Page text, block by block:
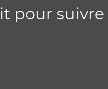
pour suivre